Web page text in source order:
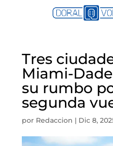
Tres
Miami-
su rumbo
segunda
por Redaccion | Dic 8,